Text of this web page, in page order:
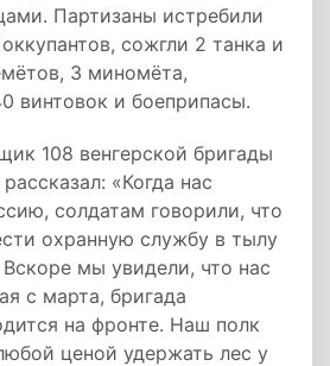
Партизаны истребили
сожгли 2 танка и
3 миномёта,
винтовок и боеприпасы.
108 венгерской бригады
«Когда нас
солдатам говорили, что
охранную службу в тылу
мы увидели, что нас
с марта, бригада
на фронте. Наш полк
ценой удержать лес у